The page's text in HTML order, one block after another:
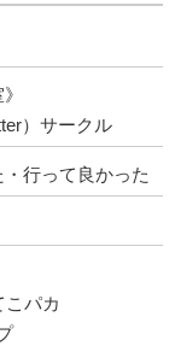
）サークル
行って良かった
パカ